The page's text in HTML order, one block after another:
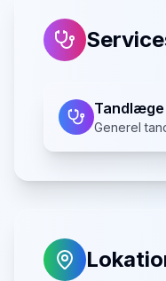
Tandlæge
Generel